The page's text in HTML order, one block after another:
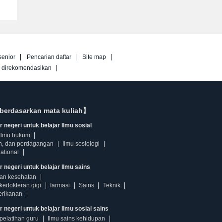
Pencarian daftar
Site map
mata kuliah】
negeri untuk belajar Ilmu sosial
hukum
dan perdagangan
Ilmu sosiologi
negeri untuk belajar Ilmu sains
kesehatan
gigi
farmasi Sains
Teknik
negeri untuk belajar Ilmu sosial sains
guru
Ilmu sains kehidupan